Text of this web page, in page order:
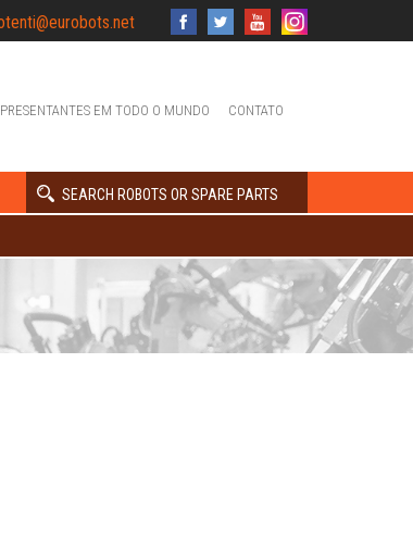
EM TODO O MUNDO CONTATO
SEARCH ROBOTS OR SPARE PARTS